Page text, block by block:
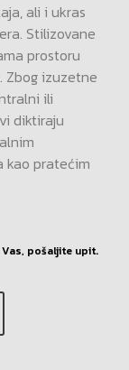
ali i ukras
Stilizovane
prostoru
izuzetne
ili
diktiraju
kao pratećim
pošaljite upit.